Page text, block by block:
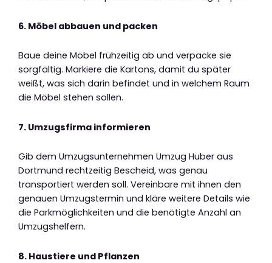
6. Möbel abbauen und packen
Baue deine Möbel frühzeitig ab und verpacke sie
sorgfältig. Markiere die Kartons, damit du später
weißt, was sich darin befindet und in welchem Raum
die Möbel stehen sollen.
7. Umzugsfirma informieren
Gib dem Umzugsunternehmen Umzug Huber aus
Dortmund rechtzeitig Bescheid, was genau
transportiert werden soll. Vereinbare mit ihnen den
genauen Umzugstermin und kläre weitere Details wie
die Parkmöglichkeiten und die benötigte Anzahl an
Umzugshelfern.
8. Haustiere und Pflanzen